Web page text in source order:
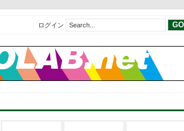
ログイン